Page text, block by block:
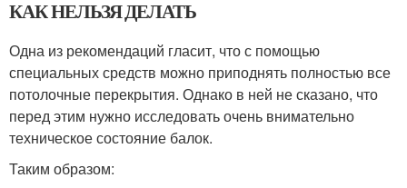
КАК НЕЛЬЗЯ ДЕЛАТЬ
Одна из рекомендаций гласит, что с помощью
специальных средств можно приподнять полностью все
потолочные перекрытия. Однако в ней не сказано, что
перед этим нужно исследовать очень внимательно
техническое состояние балок.
Таким образом: